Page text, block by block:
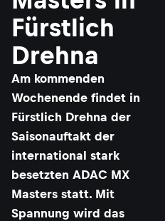
Fürstlich
Drehna
Am kommenden
Wochenende findet in
Fürstlich Drehna der
Saisonauftakt der
international stark
besetzten ADAC MX
Masters statt. Mit
Spannung wird das